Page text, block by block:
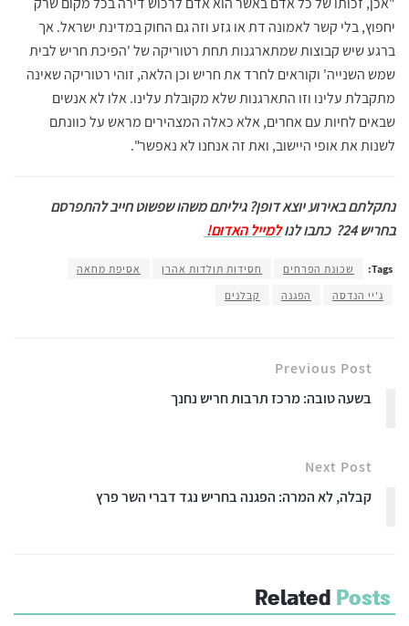
יחפוץ, בלי קשר לאמונה דת או גזע וזה גם החוק במדינת ישראל. אך
ברגע שיש קבוצות שמתארגנות תחת רטוריקה של 'הפיכת חריש לבית
שמש השנייה' וקוראים לחרד את חריש וכן הלאה, זוהי רטוריקה שאינה
מתקבלת עלינו וזו התארגנות שלא מקובלת עלינו. אלו לא אנשים
שבאים לחיות עם אחרים, אלא כאלה המצהירים מראש על כוונתם
לשנות את אופי היישוב, ואת זה אנחנו לא נאפשר".
נתקלתם באירוע יוצא דופן? גיליתם משהו שפשוט חייב להתפרסם
בחריש 24?
כתבו לנולמייל האדום!
Tags: שכונת הפרחים חסידות תולדות אהרן
אסיפת מחאה
ג'יי הנדסה
הפגנה קבלנים
Previous Post
בשעה טובה: מרכז תרבות חריש נחנך
Next Post
קבלה, לא המרה: הפגנה בחריש נגד דברי השר פרץ
Related Posts